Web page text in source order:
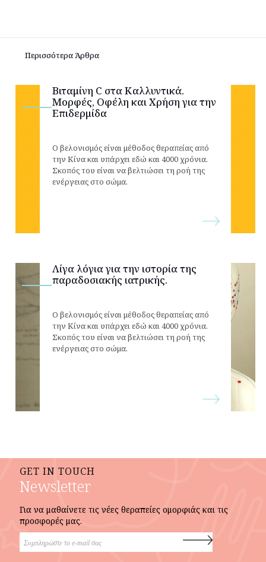
Περισσότερα Άρθρα
Βιταμίνη C στα Καλλυντικά.
Μορφές, Οφέλη και Χρήση για την
Επιδερμίδα
Ο βελονισμός είναι μέθοδος θεραπείας από
την Κίνα και υπάρχει εδώ και 4000 χρόνια.
Σκοπός του είναι να βελτιώσει τη ροή της
ενέργειας στο σώμα.
Λίγα λόγια για την ιστορία της
παραδοσιακής ιατρικής.
Ο βελονισμός είναι μέθοδος θεραπείας από
την Κίνα και υπάρχει εδώ και 4000 χρόνια.
Σκοπός του είναι να βελτιώσει τη ροή της
ενέργειας στο σώμα.
GET IN TOUCH
Newsletter
Για να μαθαίνετε τις νέες θεραπείες ομορφιάς και τις
προσφορές μας.